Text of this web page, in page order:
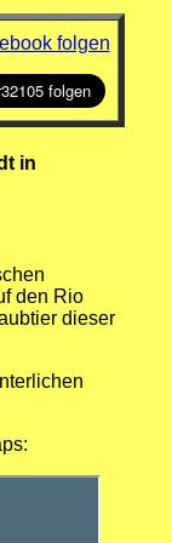
folgen
in
den Rio
dieser